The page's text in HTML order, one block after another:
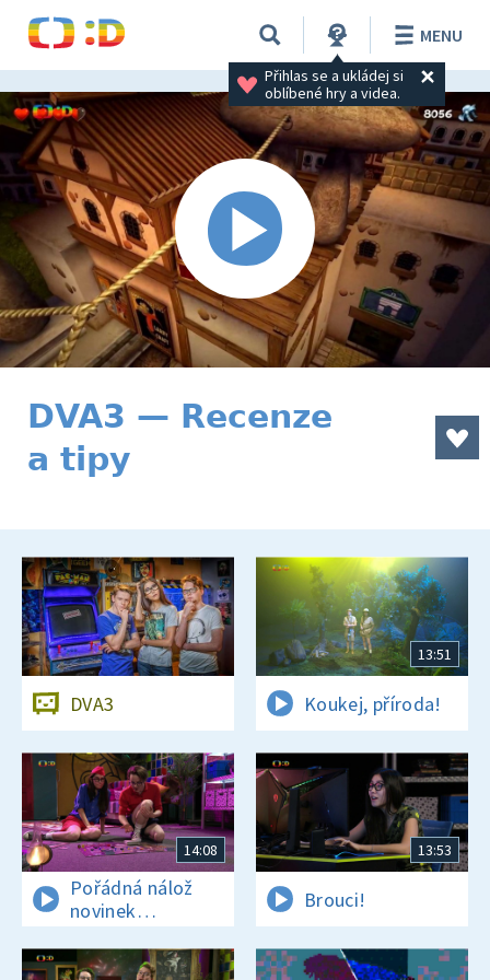
Přihlas se a ukládej si
oblíbené hry a videa.
MENU
DVA3 — Recenze
a tipy
DVA3
13:51
Koukej, příroda!
14:08
Pořádná nálož
novinek
a zajímavostí
13:53
Brouci!